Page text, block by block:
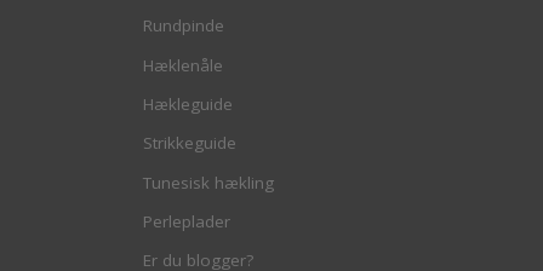
Rundpinde
Hæklenåle
Hækleguide
Strikkeguide
Tunesisk hækling
Perleplader
Er du blogger?